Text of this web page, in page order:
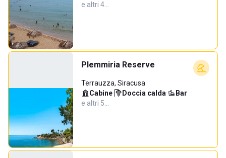
e altri 4…
Plemmiria Reserve
Terrauzza, Siracusa
Cabine· Doccia calda· Bar·
e altri 5…